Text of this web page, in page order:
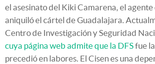
el asesinato del Kiki Camarena, el
aniquiló el cártel de Guadalajara.
Centro de Investigación y Seguridad
cuya página web admite que la DFSfue
precedió en labores. El Cisen es una